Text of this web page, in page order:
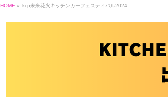
HOME » kcp未来花火キッチンカーフェスティバル2024